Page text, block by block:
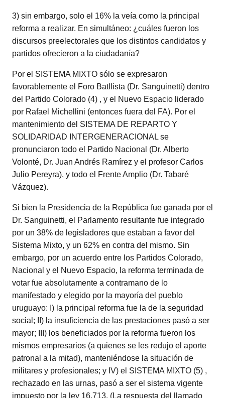
3) sin embargo, solo el 16% la veía como la principal
reforma a realizar. En simultáneo: ¿cuáles fueron los
discursos preelectorales que los distintos candidatos y
partidos ofrecieron a la ciudadanía?
Por el SISTEMA MIXTO sólo se expresaron
favorablemente el Foro Batllista (Dr. Sanguinetti) dentro
del Partido Colorado (4) , y el Nuevo Espacio liderado
por Rafael Michellini (entonces fuera del FA). Por el
mantenimiento del SISTEMA DE REPARTO Y
SOLIDARIDAD INTERGENERACIONAL se
pronunciaron todo el Partido Nacional (Dr. Alberto
Volonté, Dr. Juan Andrés Ramírez y el profesor Carlos
Julio Pereyra), y todo el Frente Amplio (Dr. Tabaré
Vázquez).
Si bien la Presidencia de la República fue ganada por el
Dr. Sanguinetti, el Parlamento resultante fue integrado
por un 38% de legisladores que estaban a favor del
Sistema Mixto, y un 62% en contra del mismo. Sin
embargo, por un acuerdo entre los Partidos Colorado,
Nacional y el Nuevo Espacio, la reforma terminada de
votar fue absolutamente a contramano de lo
manifestado y elegido por la mayoría del pueblo
uruguayo: I) la principal reforma fue la de la seguridad
social; II) la insuficiencia de las prestaciones pasó a ser
mayor; III) los beneficiados por la reforma fueron los
mismos empresarios (a quienes se les redujo el aporte
patronal a la mitad), manteniéndose la situación de
militares y profesionales; y IV) el SISTEMA MIXTO (5) ,
rechazado en las urnas, pasó a ser el sistema vigente
impuesto por la ley 16.713. (La respuesta del llamado